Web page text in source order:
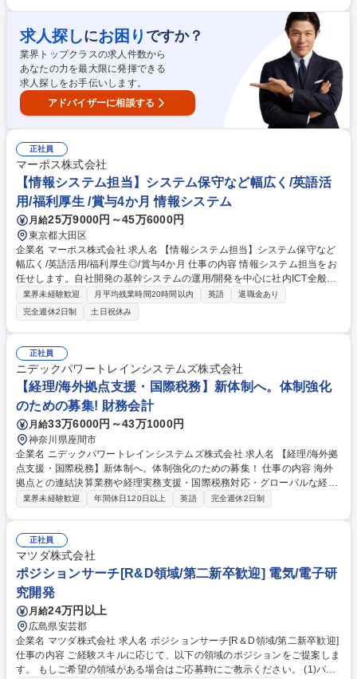
での出張が発生します。日帰り/宿泊どちらもあります。（県外含）ご予定
等の調整はご相談ください。業務遂行上、出張時は社有車の移動がメイン
で、慣れるまでは先輩社員の同行を想定しています。高速道路の運転が好
きな方に最適です。 募集職種 ★未経験歓迎★【広島/人事/採用スタッフ】
年間休日121日
求人探しにお困り ですか？
業界トップクラスの求人件数から
あなたの力を最大限に発揮できる
求人探しをお手伝いします。
アドバイザーに相談する
正社員
マーポス株式会社
【情報システム担当】システム保守など幅広く/英語活
用/福利厚生 /賞与4か月 情報システム
月給25万9000円～45万6000円
東京都大田区
企業名 マーポス株式会社 求人名 【情報システム担当】システム保守など
幅広く/英語活用/福利厚生◎/賞与4か月 仕事の内容 情報システム担当をお
任せします。自社開発の基幹システムの運用/開発を中心に社内ICT全般を
担当。デバッグやデジタル化推進、サーバー/NWの運用、本国との連携を
担います。IT関連以外の業務も一部お任せします。 ■自社開発の基幹業務
システム(調達・在庫・設計・製造・販売・サービスなど)の開発・保守・
運用 ■業務アプリケーションのデバッグ、デジタル化(決裁システム等)の
推進 ■サーバー、ネットワーク機器の運用保守 ■PCセットアップ、ユーザ
ーサポート、問い合わせ対応 ■イタリア本国とのICT関連の情報共有・連
携業務 ※運用保守の経験からスタートし、将来的に開発経験も積める環境
です。 募集職種 【情報システム担当】システム保守など幅広く/英語活用/
福利厚生◎/賞与4か月
業界未経験歓迎 月平均残業時間20時間以内 英語
退職金あり
完全週休2日制
土日祝休み
正社員
ニデックパワートレインシステムズ株式会社
【経理/海外拠点支援・国際税務】新体制へ。体制強化
のための募集! 財務会計
月給33万6000円～43万1000円
神奈川県座間市
企業名 ニデックパワートレインシステムズ株式会社 求人名 【経理/海外拠
点支援・国際税務】新体制へ。体制強化のための募集！ 仕事の内容 海外
拠点との連結決算業務や経理実務支援・国際税務対応・グローバルな経理
通達の作成などをお任せします。将来の海外リーダー候補としてお迎えす
応・管理 ■グループ全体へ向けたグローバル経理通達の作成 【期待する役
割】まずは国内で事業理解を深め、将来的には海外拠点の管理体制強化を
担っていただく想定です。 募集職種 【経理/海外拠点支援・国際税務】新
体制へ。体制強化のための募集！
業界未経験歓迎 年間休日120日以上 英語 完全週休2日制
正社員
マツダ株式会社
ポジションサーチ[R&D領域/第二新卒歓迎] 電気/電子研
究開発
月給24万円以上
広島県安芸郡
企業名 マツダ株式会社 求人名 ポジションサーチ[R＆D領域/第二新卒歓迎]
仕事の内容 ご経験スキルに応じて、以下の領域のポジションをご提案しま
す。 もしご希望の領域がある場合はご応募時にご教示ください。 (1)パワ